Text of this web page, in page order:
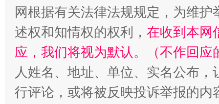
网根据有关法律法规规定，为维
述权和知情权的权利， 在收到本网
应，我们将视为默认。（不作回应
人姓名、地址、单位、实名公布
行评论，或将被反映投诉举报的